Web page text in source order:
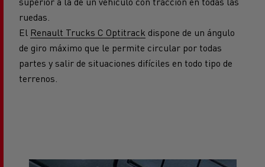
ruedas.
El Renault Trucks C Optitrack dispone de un ángulo
de giro máximo que le permite circular por todas
partes y salir de situaciones difíciles en todo tipo de
terrenos.